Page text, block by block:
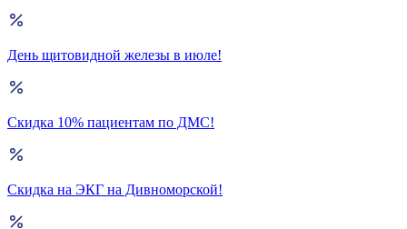
День щитовидной железы в июле!
Скидка 10% пациентам по ДМС!
Скидка на ЭКГ на Дивноморской!